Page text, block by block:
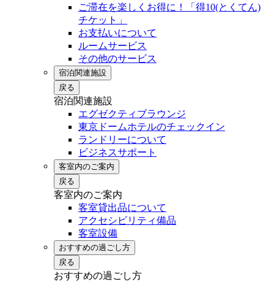
ご滞在を楽しくお得に！「得10(とくてん)
チケット」
お支払いについて
ルームサービス
その他のサービス
宿泊関連施設
戻る
宿泊関連施設
エグゼクティブラウンジ
東京ドームホテルのチェックイン
ランドリーについて
ビジネスサポート
客室内のご案内
戻る
客室内のご案内
客室貸出品について
アクセシビリティ備品
客室設備
おすすめの過ごし方
戻る
おすすめの過ごし方